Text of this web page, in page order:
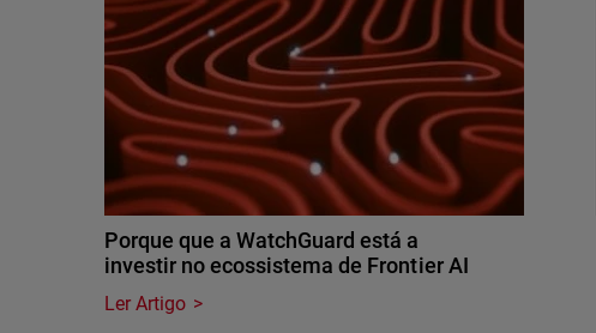
Porque que a WatchGuard está a
investir no ecossistema de Frontier AI
Ler Artigo